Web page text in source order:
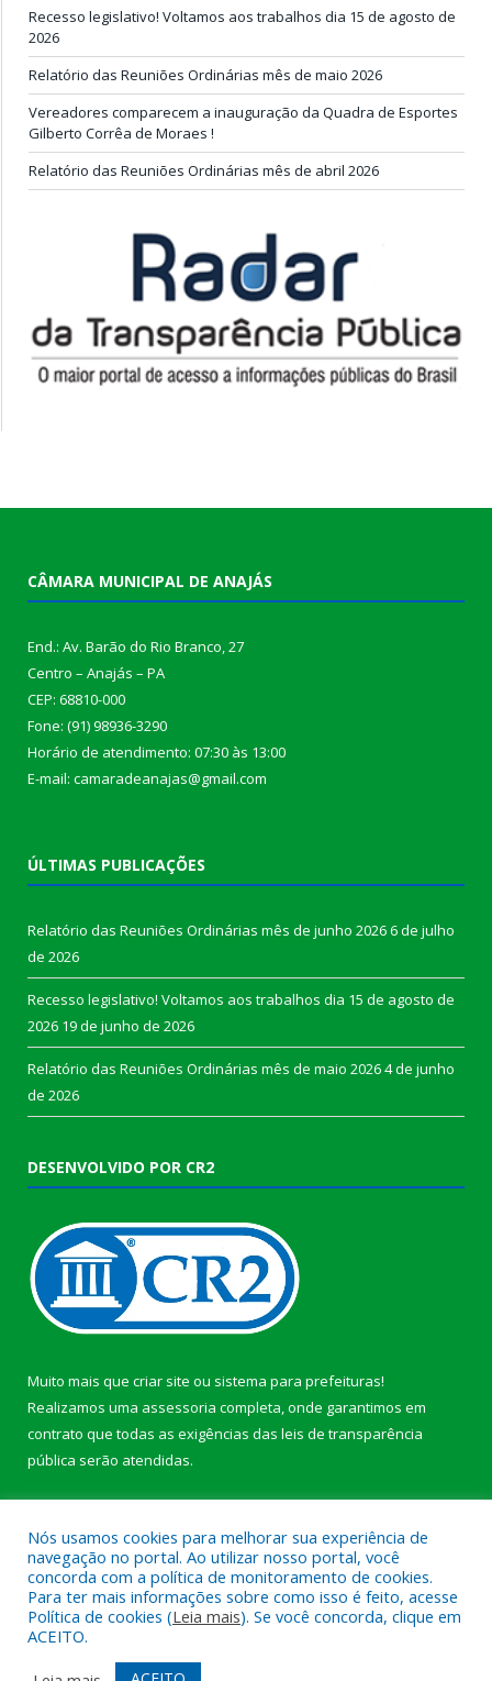
Recesso legislativo! Voltamos aos trabalhos dia 15 de agosto de
2026
Relatório das Reuniões Ordinárias mês de maio 2026
Vereadores comparecem a inauguração da Quadra de Esportes
Gilberto Corrêa de Moraes !
Relatório das Reuniões Ordinárias mês de abril 2026
CÂMARA MUNICIPAL DE ANAJÁS
End.: Av. Barão do Rio Branco, 27
Centro – Anajás – PA
CEP: 68810-000
Fone: (91) 98936-3290
Horário de atendimento: 07:30 às 13:00
E-mail: camaradeanajas@gmail.com
ÚLTIMAS PUBLICAÇÕES
Relatório das Reuniões Ordinárias mês de junho 20266 de julho
de 2026
Recesso legislativo! Voltamos aos trabalhos dia 15 de agosto de
2026 19 de junho de 2026
Relatório das Reuniões Ordinárias mês de maio 20264 de junho
de 2026
DESENVOLVIDO POR CR2
Muito mais que criar site ou sistema para prefeituras!
Realizamos uma assessoria completa, onde garantimos em
contrato que todas as exigências das leis de transparência
pública serão atendidas.
Todos os direitos reservados a Câmara Municipal de Anajás.
Mapa do Site Acessar Área Administrativa
Nós usamos cookies para melhorar sua experiência de
navegação no portal. Ao utilizar nosso portal, você
concorda com a política de monitoramento de cookies.
Para ter mais informações sobre como isso é feito, acesse
Política de cookies (Leia mais). Se você concorda, clique em
ACEITO.